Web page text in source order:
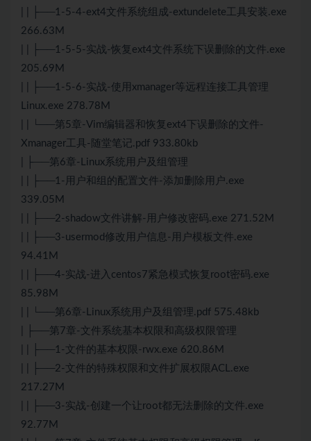
| | ├──1-5-4-ext4文件系统组成-extundelete工具安装.exe
266.63M
| | ├──1-5-5-实战-恢复ext4文件系统下误删除的文件.exe
205.69M
| | ├──1-5-6-实战-使用xmanager等远程连接工具管理
Linux.exe 278.78M
| | └──第5章-Vim编辑器和恢复ext4下误删除的文件-
Xmanager工具-随堂笔记.pdf 933.80kb
| ├──第6章-Linux系统用户及组管理
| | ├──1-用户和组的配置文件-添加删除用户.exe
339.05M
| | ├──2-shadow文件讲解-用户修改密码.exe 271.52M
| | ├──3-usermod修改用户信息-用户模板文件.exe
94.41M
| | ├──4-实战-进入centos7紧急模式恢复root密码.exe
85.98M
| | └──第6章-Linux系统用户及组管理.pdf 575.48kb
| ├──第7章-文件系统基本权限和高级权限管理
| | ├──1-文件的基本权限-rwx.exe 620.86M
| | ├──2-文件的特殊权限和文件扩展权限ACL.exe
217.27M
| | ├──3-实战-创建一个让root都无法删除的文件.exe
92.77M